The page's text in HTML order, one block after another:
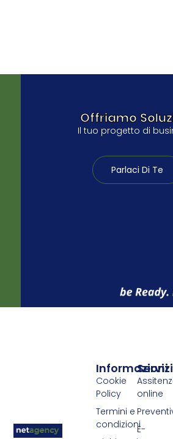
Offriamo
Il tuo progetto di
Parlaci Di Te
Servizi
online
E-
Informazioni
Cookie
Policy
Termini e
condizioni